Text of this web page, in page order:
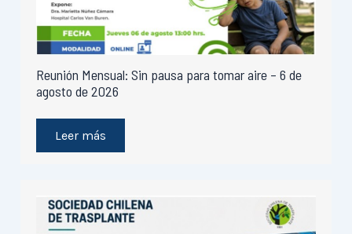
Reunión Mensual: Sin pausa para tomar aire – 6 de
agosto de 2026
Leer más